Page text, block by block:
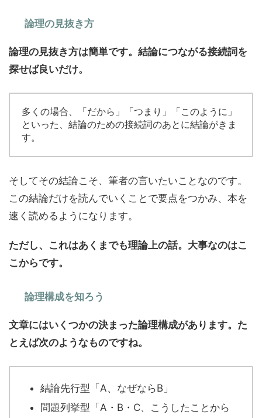
論理の見抜き方
論理の見抜き方は簡単です。結論につながる接続詞を
探せば良いだけ。
多くの場合、「だから」「つまり」「このように」
といった、結論のための接続詞のあとに結論がきま
す。
そしてその結論こそ、筆者の言いたいことなのです。
この結論だけを読んでいくことで要点をつかみ、本を
速く読めるようになります。
ただし、これはあくまでも理論上の話。大事なのはこ
こからです。
論理構成を知ろう
文章にはいくつかの決まった論理構成があります。た
とえば次のようなものですね。
結論先行型「A、なぜならB」
問題列挙型「A・B・C、こうしたことから